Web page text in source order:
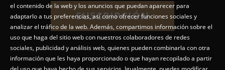
SUSCRIPCIÓN
el contenido de la web y los anuncios que puedan aparecer para
adaptarlo a tus preferencias, así como ofrecer funciones sociales y
analizar el tráfico de la web. Además, compartimos información sobre el
uso que haga del sitio web con nuestros colaboradores de redes
sociales, publicidad y análisis web, quienes pueden combinarla con otra
información que les haya proporcionado o que hayan recopilado a partir